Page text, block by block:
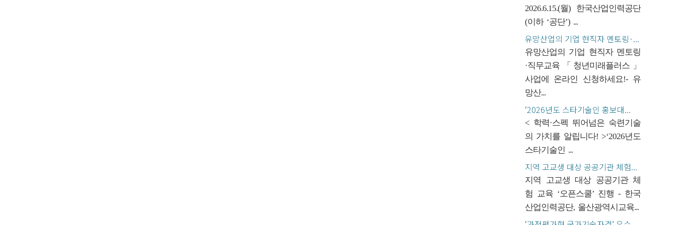
2026.6.15.(월) 한국산업인력공단
(이하 ‘공단’) ...
유망산업의 기업 현직자 멘토링·...
유망산업의 기업 현직자 멘토링
·직무교육「청년미래플러스」
사업에 온라인 신청하세요!- 유
망산...
‘2026년도 스타기술인 홍보대...
< 학력·스펙 뛰어넘은 숙련기술
의 가치를 알립니다! >‘2026년도
스타기술인 ...
지역 고교생 대상 공공기관 체험...
지역 고교생 대상 공공기관 체
험 교육 ‘오픈스쿨’ 진행 - 한국
산업인력공단, 울산광역시교육...